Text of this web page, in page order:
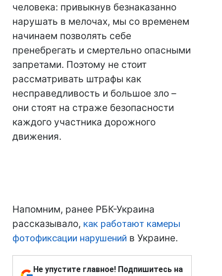
человека: привыкнув безнаказанно
нарушать в мелочах, мы со временем
начинаем позволять себе
пренебрегать и смертельно опасными
запретами. Поэтому не стоит
рассматривать штрафы как
несправедливость и большое зло –
они стоят на страже безопасности
каждого участника дорожного
движения.
Напомним, ранее РБК-Украина
рассказывало, как работают камеры
фотофиксации нарушений в Украине.
Не упустите главное! Подпишитесь на